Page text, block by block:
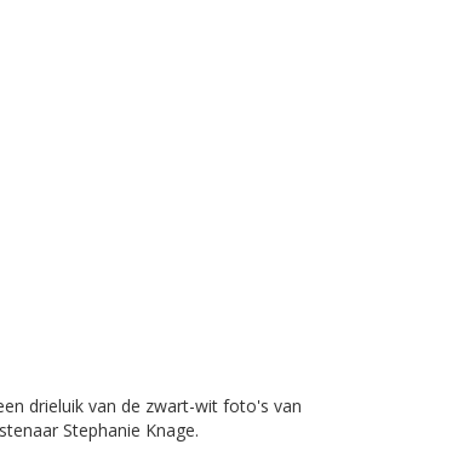
drieluik van de zwart-wit foto's van
Stephanie Knage.